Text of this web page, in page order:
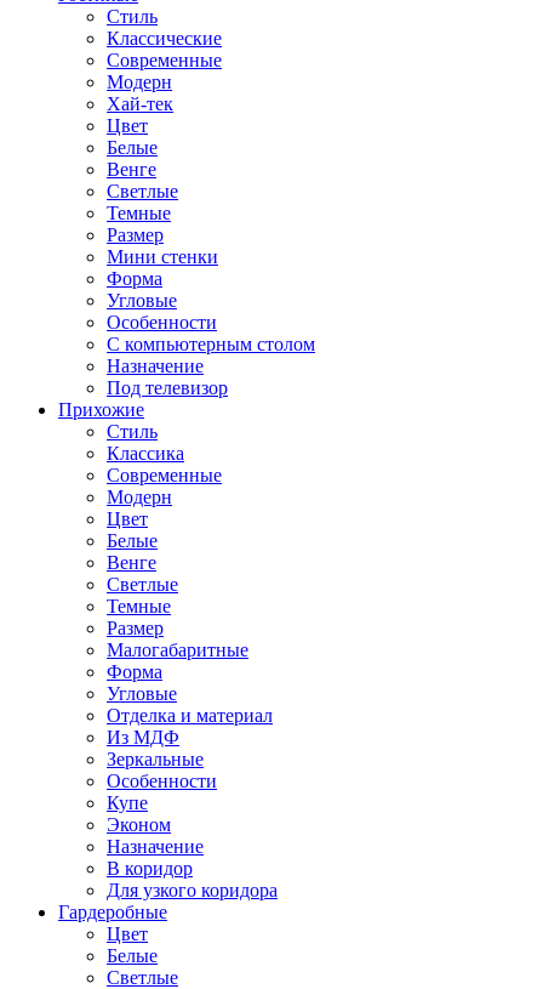
Стиль
Классические
Современные
Модерн
Хай-тек
Цвет
Белые
Венге
Светлые
Темные
Размер
Мини стенки
Форма
Угловые
Особенности
С компьютерным столом
Назначение
Под телевизор
Прихожие
Стиль
Классика
Современные
Модерн
Цвет
Белые
Венге
Светлые
Темные
Размер
Малогабаритные
Форма
Угловые
Отделка и материал
Из МДФ
Зеркальные
Особенности
Купе
Эконом
Назначение
В коридор
Для узкого коридора
Гардеробные
Цвет
Белые
Светлые